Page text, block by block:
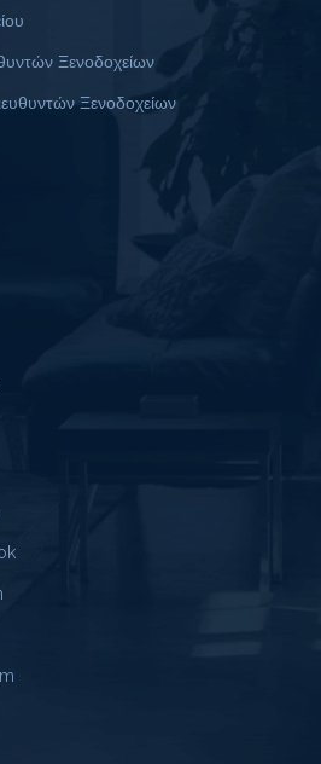
Ξενοδοχείων
Ξενοδοχείων